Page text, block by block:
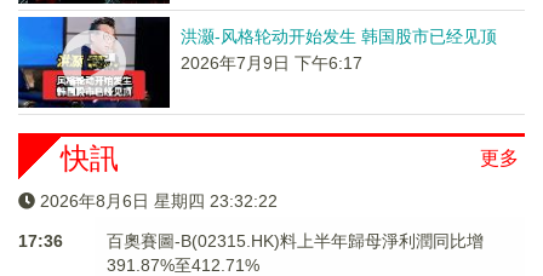
洪灏-风格轮动开始发生 韩国股市已经见顶
2026年7月9日 下午6:17
更多
快訊
2026年8月6日 星期四 23:32:22
17:36
百奧賽圖-B(02315.HK)料上半年歸母淨利潤同比增
391.87%至412.71%